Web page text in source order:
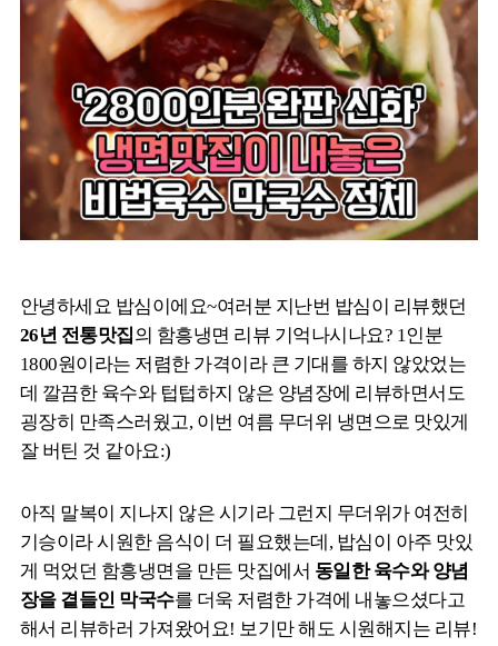
안녕하세요 밥심이에요~여러분 지난번 밥심이 리뷰했던
26년 전통맛집의 함흥냉면 리뷰 기억나시나요? 1인분
1800원이라는 저렴한 가격이라 큰 기대를 하지 않았었는
데 깔끔한 육수와 텁텁하지 않은 양념장에 리뷰하면서도
굉장히 만족스러웠고, 이번 여름 무더위 냉면으로 맛있게
잘 버틴 것 같아요:)
아직 말복이 지나지 않은 시기라 그런지 무더위가 여전히
기승이라 시원한 음식이 더 필요했는데, 밥심이 아주 맛있
게 먹었던 함흥냉면을 만든 맛집에서 동일한 육수와 양념
장을 곁들인 막국수를 더욱 저렴한 가격에 내놓으셨다고
해서 리뷰하러 가져왔어요! 보기만 해도 시원해지는 리뷰!